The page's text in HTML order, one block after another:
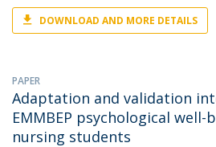
DOWNLOAD AND MORE DETAILS
PAPER
Adaptation and validation
EMMBEP psychological well-
nursing students